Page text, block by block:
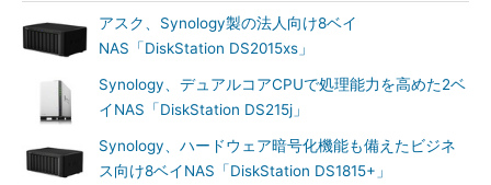
アスク、Synology製の法人向け8ベイ
NAS「DiskStation DS2015xs」
Synology、デュアルコアCPUで処理能力を高めた2ベ
イNAS「DiskStation DS215j」
Synology、ハードウェア暗号化機能も備えたビジネ
ス向け8ベイNAS「DiskStation DS1815+」